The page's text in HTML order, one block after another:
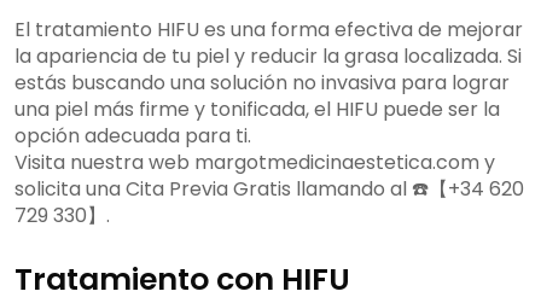
El tratamiento HIFU es una forma efectiva de mejorar
la apariencia de tu piel y reducir la grasa localizada. Si
estás buscando una solución no invasiva para lograr
una piel más firme y tonificada, el HIFU puede ser la
opción adecuada para ti.
Visita nuestra web margotmedicinaestetica.com y
solicita una Cita Previa Gratis llamando al ☎️【+34 620
729 330】.
Tratamiento con HIFU